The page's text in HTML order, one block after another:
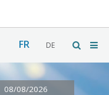
FR DE
08/08/2026